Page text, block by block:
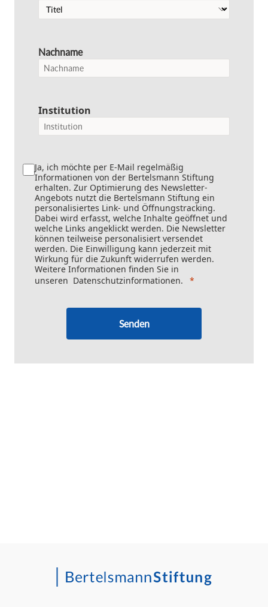
Nachname
Institution
Ja, ich möchte per E-Mail regelmäßig
Informationen von der Bertelsmann Stiftung
erhalten. Zur Optimierung des Newsletter-
Angebots nutzt die Bertelsmann Stiftung ein
personalisiertes Link- und Öffnungstracking.
Dabei wird erfasst, welche Inhalte geöffnet und
welche Links angeklickt werden. Die Newsletter
können teilweise personalisiert versendet
werden. Die Einwilligung kann jederzeit mit
Wirkung für die Zukunft widerrufen werden.
Weitere Informationen finden Sie in
unseren Datenschutzinformationen.
Senden